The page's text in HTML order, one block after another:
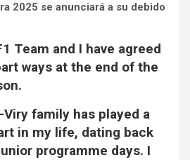
2025 se anunciará a su debido
Team and I have agreed
ways at the end of the
family has played a
in my life, dating back
programme days. I